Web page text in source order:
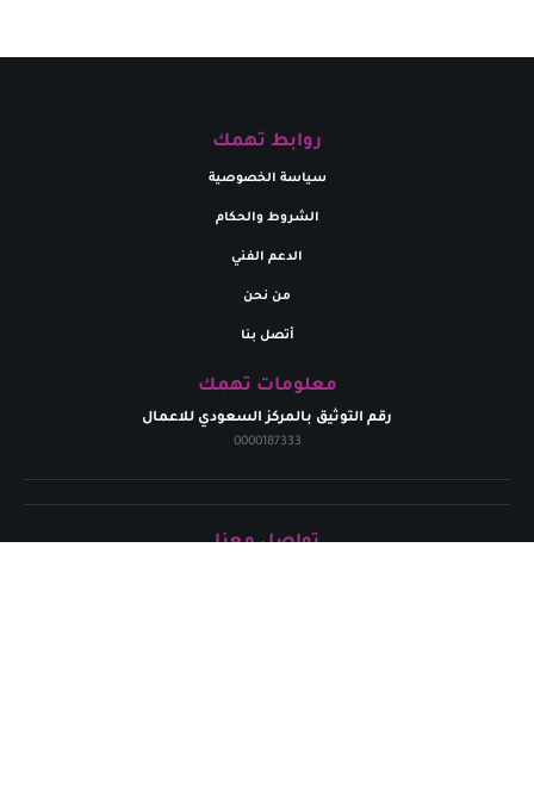
روابط تهمك
سياسة الخصوصية
الشروط والحكام
الدعم الفني
من نحن
أتصل بنا
معلومات تهمك
رقم التوثيق بالمركز السعودي للاعمال
0000187333
تواصل معنا